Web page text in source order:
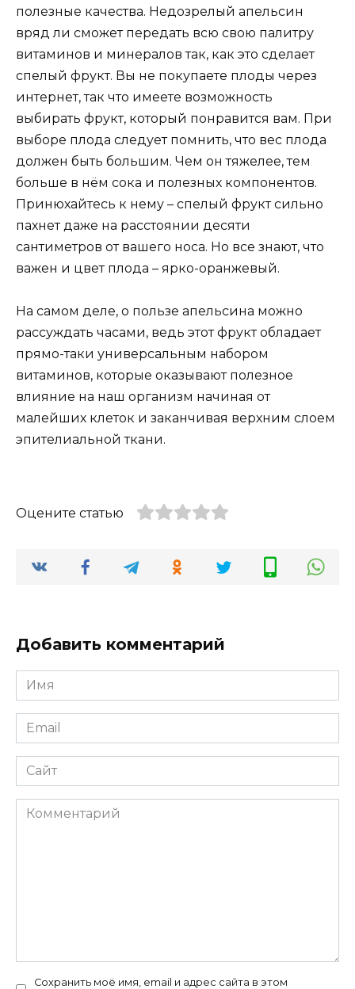
полезные качества. Недозрелый апельсин
вряд ли сможет передать всю свою палитру
витаминов и минералов так, как это сделает
спелый фрукт. Вы не покупаете плоды через
интернет, так что имеете возможность
выбирать фрукт, который понравится вам. При
выборе плода следует помнить, что вес плода
должен быть большим. Чем он тяжелее, тем
больше в нём сока и полезных компонентов.
Принюхайтесь к нему – спелый фрукт сильно
пахнет даже на расстоянии десяти
сантиметров от вашего носа. Но все знают, что
важен и цвет плода – ярко-оранжевый.
На самом деле, о пользе апельсина можно
рассуждать часами, ведь этот фрукт обладает
прямо-таки универсальным набором
витаминов, которые оказывают полезное
влияние на наш организм начиная от
малейших клеток и заканчивая верхним слоем
эпителиальной ткани.
Оцените статью
Добавить комментарий
Имя
*
Email
*
Сайт
Комментарий
Сохранить моё имя, email и адрес сайта в этом